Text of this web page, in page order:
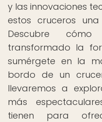
y las innovaciones
estos cruceros una
Descubre
transformado la
sumérgete en la
bordo de un
llevaremos a
más
tienen para